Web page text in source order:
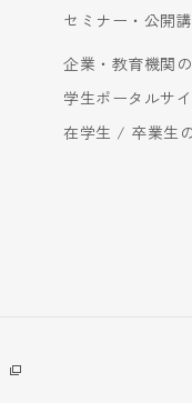
セミナー・公開
企業・教育機関
学生ポータルサ
在学生 / 卒業生